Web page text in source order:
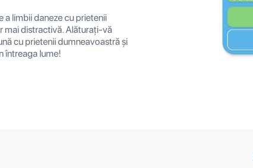
a limbii daneze cu prietenii
mai distractivă. Alăturați-vă
cu prietenii dumneavoastră și
întreaga lume!